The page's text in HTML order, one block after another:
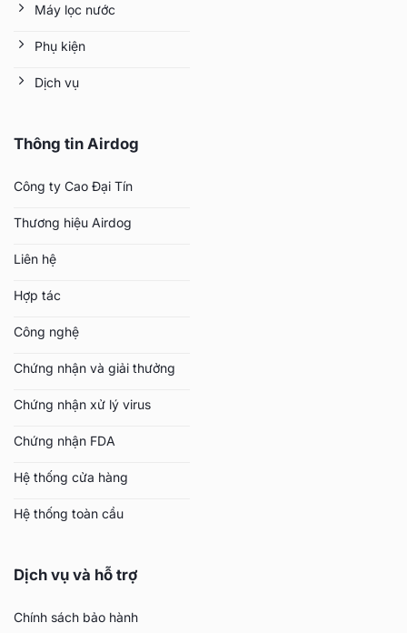
Máy lọc nước
Phụ kiện
Dịch vụ
Thông tin Airdog
Công ty Cao Đại Tín
Thương hiệu Airdog
Liên hệ
Hợp tác
Công nghệ
Chứng nhận và giải thưởng
Chứng nhận xử lý virus
Chứng nhận FDA
Hệ thống cửa hàng
Hệ thống toàn cầu
Dịch vụ và hỗ trợ
Chính sách bảo hành